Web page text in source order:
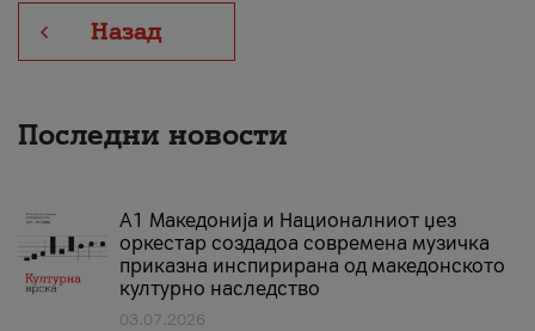
Назад
Последни новости
А1 Македонија и Националниот џез
оркестар создадоа современа музичка
приказна инспирирана од македонското
културно наследство
03.07.2026